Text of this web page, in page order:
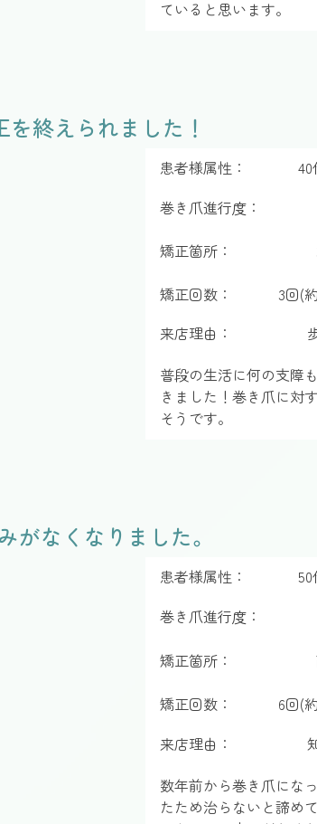
ていると思います。
終えられました！
患者様属性：
巻き爪進行度：
矯正箇所：
矯正回数： 3回(
来店理由：
普段の生活に何の支障
きました！巻き爪に対
そうです。
がなくなりました。
患者様属性：
巻き爪進行度：
矯正箇所：
矯正回数： 6回(
来店理由：
数年前から巻き爪にな
たため治らないと諦め